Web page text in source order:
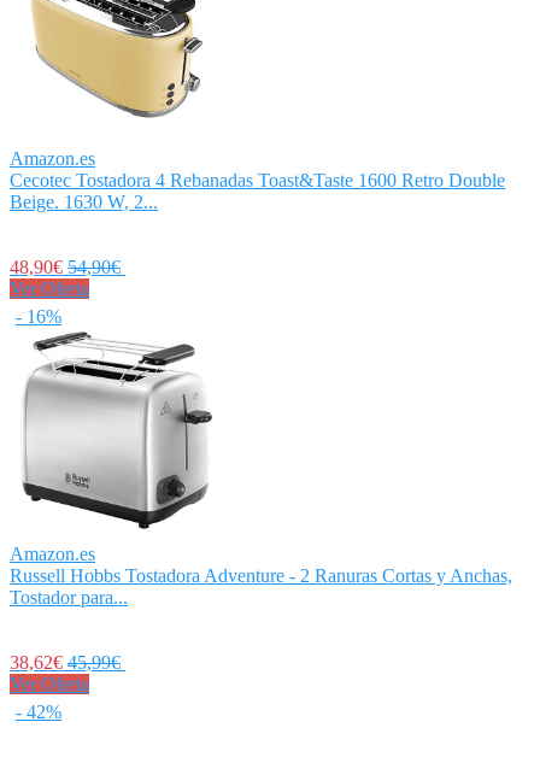
Amazon.es
Cecotec Tostadora 4 Rebanadas Toast&Taste 1600 Retro Double
Beige. 1630 W, 2...
48,90€ 54,90€
Ver Oferta
- 16%
Amazon.es
Russell Hobbs Tostadora Adventure - 2 Ranuras Cortas y Anchas,
Tostador para...
38,62€ 45,99€
Ver Oferta
- 42%